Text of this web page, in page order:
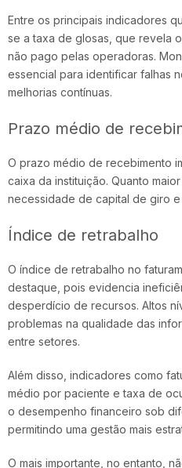
Entre os principais indicadores
se a taxa de glosas, que revela
não pago pelas operadoras.
essencial para identificar falhas
melhorias contínuas.
Prazo médio de
O prazo médio de recebimento
caixa da instituição. Quanto
necessidade de capital de giro
Índice de retrabalho
O índice de retrabalho no
destaque, pois evidencia
desperdício de recursos. Altos
problemas na qualidade das
entre setores.
Além disso, indicadores como
médio por paciente e taxa de
o desempenho financeiro sob
permitindo uma gestão mais
O mais importante, no entanto,